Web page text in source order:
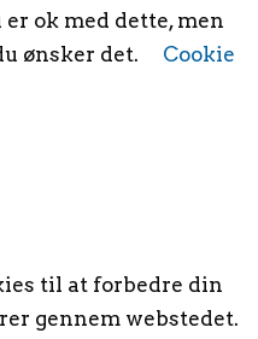
er ok med dette, men
ønsker det.
Cookie
til at forbedre din
gennem webstedet.